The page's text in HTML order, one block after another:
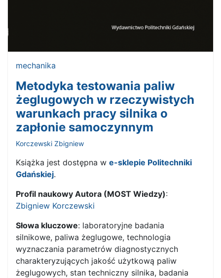
mechanika
Metodyka testowania paliw
żeglugowych w rzeczywistych
warunkach pracy silnika o
zapłonie samoczynnym
Korczewski Zbigniew
Książka jest dostępna w e-sklepie Politechniki
Gdańskiej.
Profil naukowy Autora (MOST Wiedzy):
Zbigniew Korczewski
Słowa kluczowe: laboratoryjne badania
silnikowe, paliwa żeglugowe, technologia
wyznaczania parametrów diagnostycznych
charakteryzujących jakość użytkową paliw
żeglugowych, stan techniczny silnika, badania